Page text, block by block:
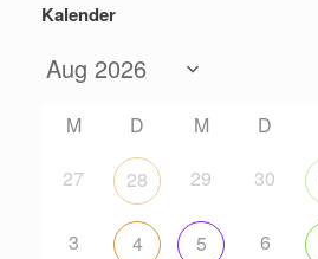
Kalender
M D M D
27
28 29 30
3 4 5 6